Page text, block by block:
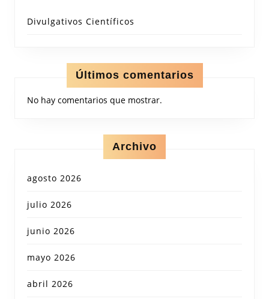
Divulgativos Científicos
Últimos comentarios
No hay comentarios que mostrar.
Archivo
agosto 2026
julio 2026
junio 2026
mayo 2026
abril 2026